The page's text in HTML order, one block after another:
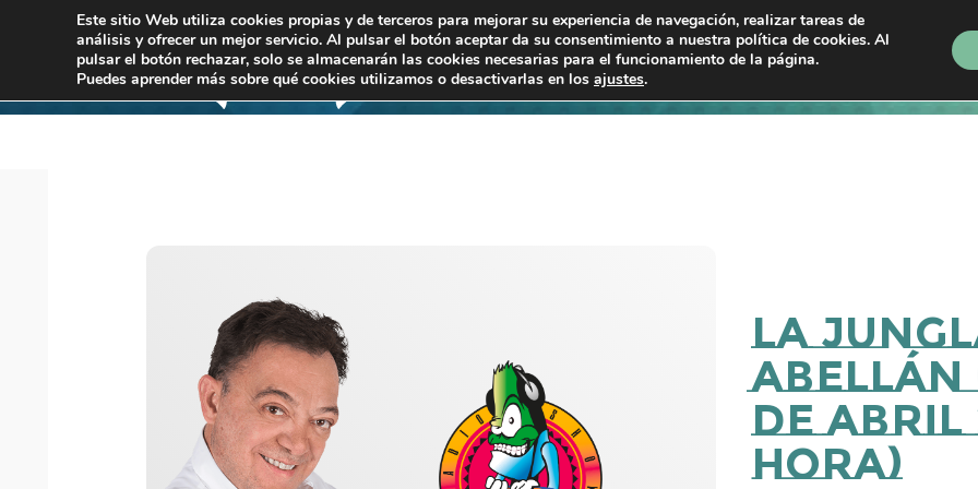
Próximos shows En directo
La
Abellán
de abril
Hora)
Este sitio Web utiliza cookies propias y de terceros para mejorar su experiencia de navegación, realizar tareas de
análisis y ofrecer un mejor servicio. Al pulsar el botón aceptar da su consentimiento a nuestra política de cookies. Al
pulsar el botón rechazar, solo se almacenarán las cookies necesarias para el funcionamiento de la página.
Puedes aprender más sobre qué cookies utilizamos o desactivarlas en los ajustes.